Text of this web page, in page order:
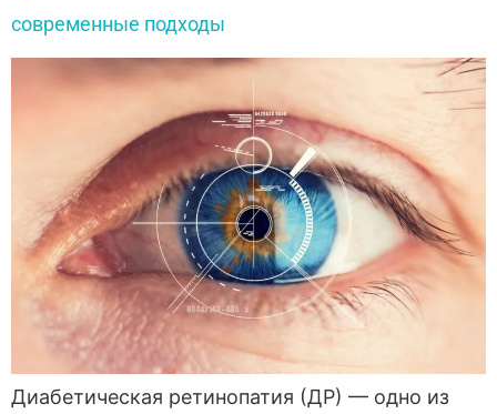
современные подходы
Диабетическая ретинопатия (ДР) — одно из